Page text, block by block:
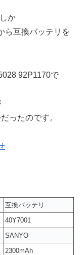
か
ら互換バッテリを
92P1170で
ったのです。
互換バッテリ
40Y7001
SANYO
2300mAh